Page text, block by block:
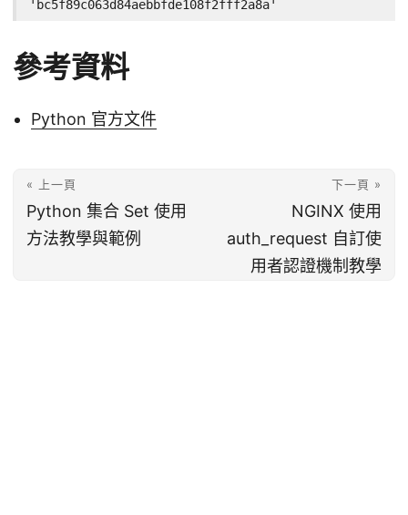
'bc5f89c063d84aebbfde108f2fff2a8a'
參考資料
Python 官方文件
« 上一頁
Python 集合 Set 使用
方法教學與範例
下一頁 »
NGINX 使用
auth_request 自訂使
用者認證機制教學